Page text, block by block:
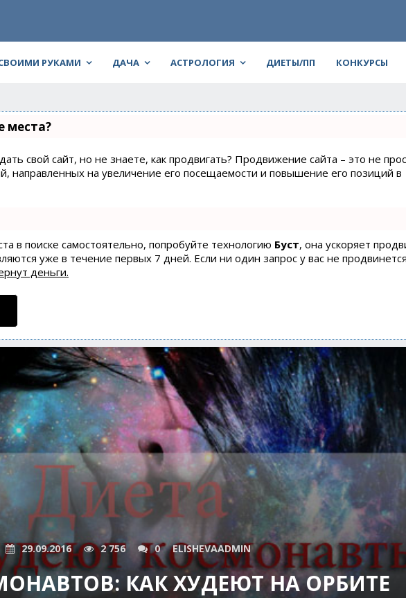
РУКАМИ ДАЧА АСТРОЛОГИЯ ДИЕТЫ/ПП КОНКУРСЫ
места?
свой сайт, но не знаете, как продвигать? Продвижение сайта – это не
направленных на увеличение его посещаемости и повышение его позиций в
в поиске самостоятельно, попробуйте технологию Буст, она ускоряет
уже в течение первых 7 дней. Если ни один запрос у вас не
деньги.
29.09.2016 2 756 0 ELISHEVAADMIN
КАК ХУДЕЮТ НА ОРБИТЕ